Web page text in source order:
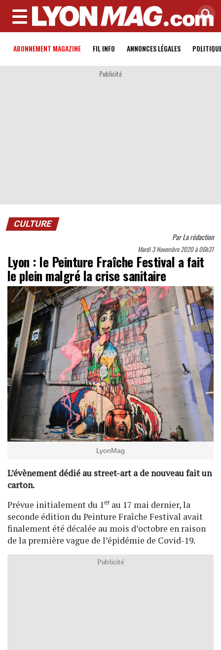
MENU
ABONNEMENT MAGAZINE FIL INFO ANNONCES LÉGALES
Publicité
CULTURE
ParLa rédaction
Mardi 3 Novembre 2020 à 06h31
Lyon : le Peinture Fraîche Festival a fait
le plein malgré la crise sanitaire
LyonMag
L’évènement dédié au street-art a de nouveau fait un
carton.
Prévue initialement du 1er au 17 mai dernier, la
seconde édition du Peinture Fraîche Festival avait
finalement été décalée au mois d’octobre en raison
de la première vague de l’épidémie de Covid-19.
Publicité